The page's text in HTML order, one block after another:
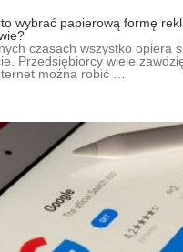
wybrać papierową formę
czasach wszystko opiera
Przedsiębiorcy wiele
można robić …